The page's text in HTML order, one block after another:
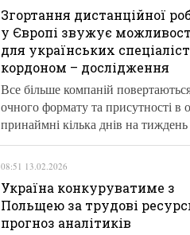
Згортання дистанційної
у Європі звужує
для українських
кордоном – дослідження
Все більше компаній
очного формату та присутності в
принаймні кілька днів на тиждень
08:51 13.02.2026
Україна конкуруватиме з
Польщею за трудові
прогноз аналітиків